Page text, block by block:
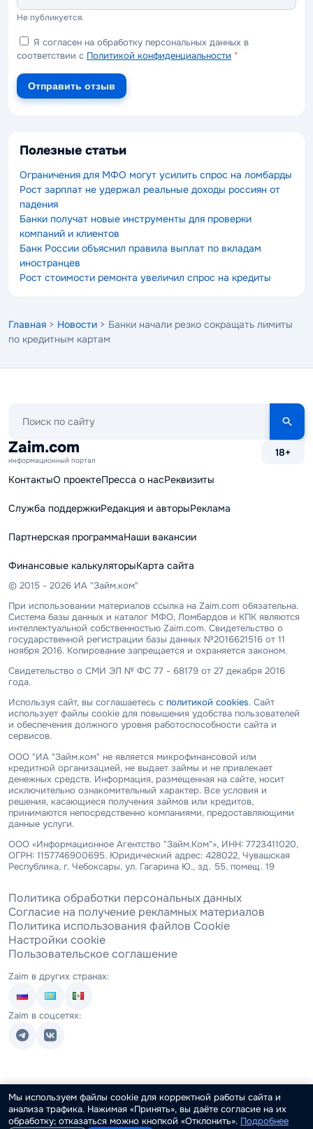
Не публикуется.
Я согласен на обработку персональных данных в
соответствии с Политикой конфиденциальности *
Отправить отзыв
Полезные статьи
Ограничения для МФО могут усилить спрос на ломбарды
Рост зарплат не удержал реальные доходы россиян от
падения
Банки получат новые инструменты для проверки
компаний и клиентов
Банк России объяснил правила выплат по вкладам
иностранцев
Рост стоимости ремонта увеличил спрос на кредиты
Главная > Новости > Банки начали резко сокращать лимиты
по кредитным картам
сайту
Zaim.com
информационный портал
18+
КонтактыО проектеПресса о насРеквизиты
Служба поддержкиРедакция и авторыРеклама
Партнерская программаНаши вакансии
Финансовые калькуляторыКарта сайта
© 2015 - 2026 ИА "Займ.ком"
При использовании материалов ссылка на Zaim.com обязательна.
Система базы данных и каталог МФО, Ломбардов и КПК являются
интеллектуальной собственностью Zaim.com. Свидетельство о
государственной регистрации базы данных №2016621516 от 11
ноября 2016. Копирование запрещается и охраняется законом.
Свидетельство о СМИ ЭЛ № ФС 77 - 68179 от 27 декабря 2016
года.
Используя сайт, вы соглашаетесь с политикой cookies. Сайт
использует файлы cookie для повышения удобства пользователей
и обеспечения должного уровня работоспособности сайта и
сервисов.
ООО "ИА "Займ.ком" не является микрофинансовой или
кредитной организацией, не выдает займы и не привлекает
денежных средств. Информация, размещенная на сайте, носит
исключительно ознакомительный характер. Все условия и
решения, касающиеся получения займов или кредитов,
принимаются непосредственно компаниями, предоставляющими
данные услуги.
ООО «Информационное Агентство "Займ.Ком"», ИНН: 7723411020,
ОГРН: 1157746900695. Юридический адрес: 428022, Чувашская
Республика, г. Чебоксары, ул. Гагарина Ю., зд. 55, помещ. 19
Политика обработки персональных данных
Согласие на получение рекламных материалов
Политика использования файлов Cookie
Настройки cookie
Пользовательское соглашение
Zaim в других странах:
Zaim в соцсетях:
Мы используем файлы cookie для корректной работы сайта и
анализа трафика. Нажимая «Принять», вы даёте согласие на их
обработку; отказаться можно кнопкой «Отклонить». Подробнее